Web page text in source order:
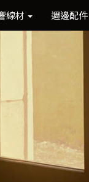
線材 週邊配件